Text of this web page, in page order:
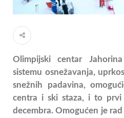
Olimpijski centar
sistemu osnežavanja,
snežnih padavina,
centra i ski staza, i to
decembra. Omogućen je